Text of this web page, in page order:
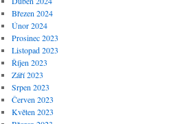
Březen 2024
Únor 2024
Prosinec 2023
Listopad 2023
Říjen 2023
Září 2023
Srpen 2023
Červen 2023
Květen 2023